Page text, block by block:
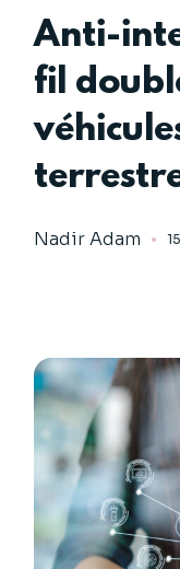
Anti-
fil
Nadir Adam